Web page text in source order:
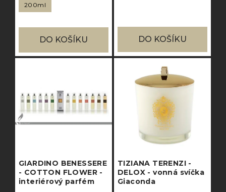
200ml
DO KOŠÍKU DO KOŠÍKU
GIARDINO BENESSERE
- COTTON FLOWER -
interiérový parfém
TIZIANA TERENZI -
DELOX - vonná svíčka
Giaconda